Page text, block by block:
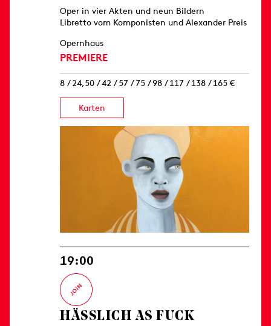
Oper in vier Akten und neun Bildern
Libretto vom Komponisten und Alexander Preis
Opernhaus
PREMIERE
8 / 24,50 / 42 / 57 / 75 / 98 / 117 / 138 / 165 €
Karten
19:00
HÄSSLICH AS FUCK